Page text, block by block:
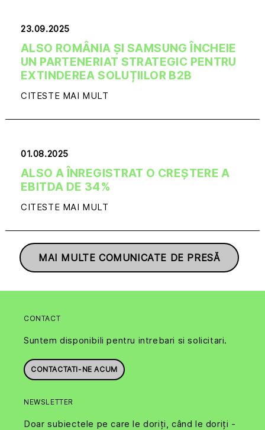
23.09.2025
ALSO ROMÂNIA ȘI SAMSUNG ÎNCHEIE
UN PARTENERIAT STRATEGIC PENTRU
EXTINDEREA SOLUȚIILOR B2B
CITESTE MAI MULT
01.08.2025
ALSO A ÎNREGISTRAT O CREȘTERE A
EBITDA DE 34%
CITESTE MAI MULT
MAI MULTE COMUNICATE DE PRESĂ
CONTACT
Suntem disponibili pentru intrebari si solicitari.
CONTACTATI-NE ACUM
NEWSLETTER
Doar subiectele pe care le doriți, când le doriți -